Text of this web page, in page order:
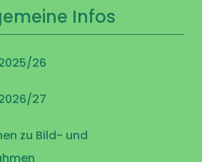
Infos
26
27
zu Bild- und